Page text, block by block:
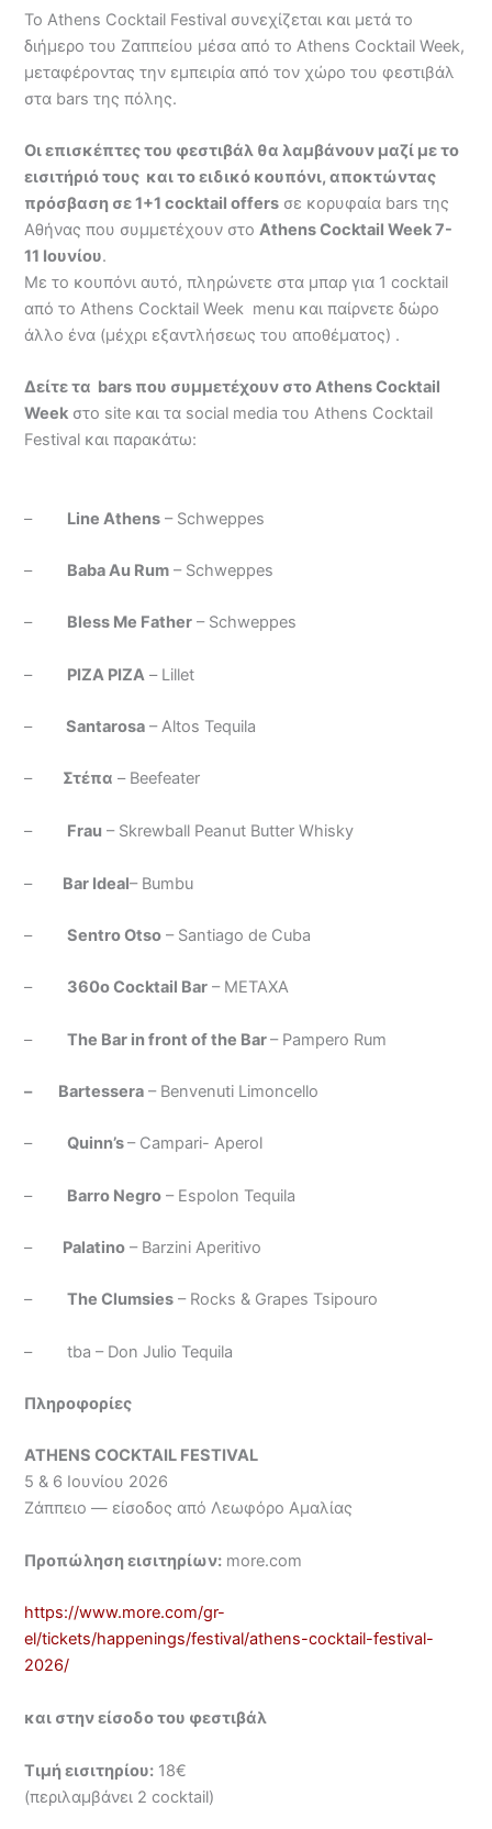
Το Athens Cocktail Festival συνεχίζεται και μετά το
διήμερο του Ζαππείου μέσα από το Athens Cocktail Week,
μεταφέροντας την εμπειρία από τον χώρο του φεστιβάλ
στα bars της πόλης.
Οι επισκέπτες του φεστιβάλ θα λαμβάνουν μαζί με το
εισιτήριό τους και το ειδικό κουπόνι, αποκτώντας
πρόσβαση σε 1+1 cocktail offers σε κορυφαία bars της
Αθήνας που συμμετέχουν στοAthens Cocktail Week 7-
11 Ιουνίου.
Με το κουπόνι αυτό, πληρώνετε στα μπαρ για 1 cocktail
από το Athens Cocktail Week menu και παίρνετε δώρο
άλλο ένα (μέχρι εξαντλήσεως του αποθέματος) .
Δείτε τα bars που συμμετέχουν στο Athens Cocktail
Week στο site και τα social media του Athens Cocktail
Festival και παρακάτω:
– Line Athens – Schweppes
– Baba Au Rum – Schweppes
– Bless Me Father – Schweppes
– ΡΙΖΑ ΡΙΖΑ – Lillet
– Santarosa – Altos Tequila
– Στέπα – Beefeater
– Frau – Skrewball Peanut Butter Whisky
– Bar Ideal– Bumbu
–Sentro Otso – Santiago de Cuba
– 360o Cocktail Bar – METAXA
–The Bar in front of the Bar– Pampero Rum
– Bartessera – Benvenuti Limoncello
–Quinn’s– Campari- Aperol
– Barro Negro – Espolon Tequila
– Palatino – Barzini Aperitivo
–The Clumsies – Rocks & Grapes Tsipouro
– tba – Don Julio Tequila
Πληροφορίες
ATHENS COCKTAIL FESTIVAL
5 & 6 Ιουνίου 2026
Ζάππειο — είσοδος από Λεωφόρο Αμαλίας
Προπώληση εισιτηρίων: more.com
https://www.more.com/gr-
el/tickets/happenings/festival/athens-cocktail-festival-
2026/
και στην είσοδο του φεστιβάλ
Τιμή εισιτηρίου: 18€
(περιλαμβάνει 2 cocktail)